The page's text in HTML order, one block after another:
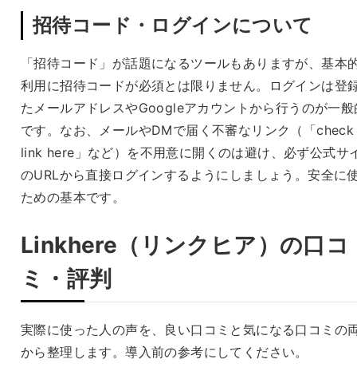
招待コード・ログインについて
「招待コード」が話題になるツールもありますが、基本
利用に招待コードが必須とは限りません。ログインは登
たメールアドレスやGoogleアカウントから行うのが一般
です。なお、メールやDMで届く不審なリンク（「check
link here」など）を不用意に開くのは避け、必ず公式サ
のURLから直接ログインするようにしましょう。安全に
ための基本です。
Linkhere（リンクヒア）の口コ
ミ・評判
実際に使った人の声を、良い口コミと気になる口コミの
から整理します。導入前の参考にしてください。